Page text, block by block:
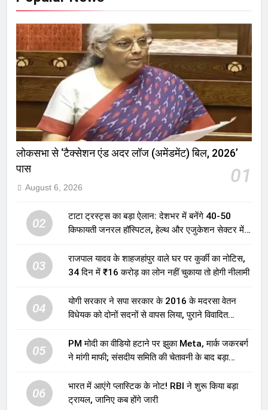
लोकसभा से ‘टैक्सेशन एंड अदर लॉज (अमेंडमेंट) बिल, 2026’
पास
01
August 6, 2026
02
टाटा ट्रस्ट्स का बड़ा ऐलान: देशभर में बनेंगे 40-50
किफायती जनरल हॉस्पिटल, हेल्थ और एजुकेशन सेक्टर में
03
राजपाल यादव के शाहजहांपुर वाले घर पर कुर्की का नोटिस,
34 दिन में ₹16 करोड़ का लोन नहीं चुकाया तो होगी नीलामी
04
योगी सरकार ने सपा सरकार के 2016 के मदरसा वेतन
विधेयक को दोनों सदनों से वापस लिया, पुराने विवादित
05
PM मोदी का वीडियो हटाने पर झुका Meta, मार्क जकरबर्ग
ने मांगी माफी; संसदीय समिति की चेतावनी के बाद बड़ा
06
भारत में आएंगे प्लास्टिक के नोट! RBI ने शुरू किया बड़ा
ट्रायल, जानिए कब होंगे जारी